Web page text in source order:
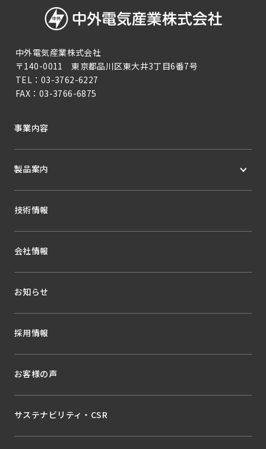
中外電気産業株式会社
〒140-0011 東京都品川区東大井3丁目6番7号
TEL： 03-3762-6227
FAX： 03-3766-6875
事業内容
製品案内
技術情報
会社情報
お知らせ
採用情報
お客様の声
サステナビリティ・CSR